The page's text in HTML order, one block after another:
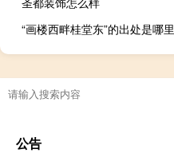
“画楼西畔桂堂东”的出处是哪里
公告